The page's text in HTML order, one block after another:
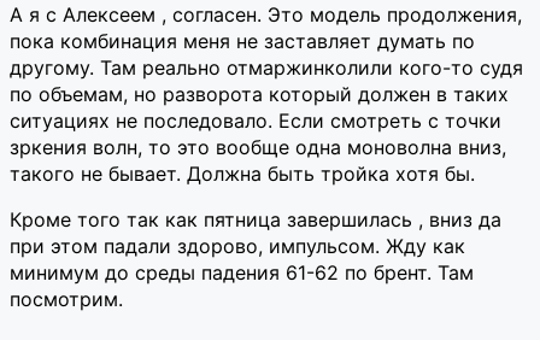
А я с Алексеем , согласен. Это модель продолжения,
пока комбинация меня не заставляет думать по
другому. Там реально отмаржинколили кого-то судя
по объемам, но разворота который должен в таких
ситуациях не последовало. Если смотреть с точки
зркения волн, то это вообще одна моноволна вниз,
такого не бывает. Должна быть тройка хотя бы.
Кроме того так как пятница завершилась , вниз да
при этом падали здорово, импульсом. Жду как
минимум до среды падения 61-62 по брент. Там
посмотрим.